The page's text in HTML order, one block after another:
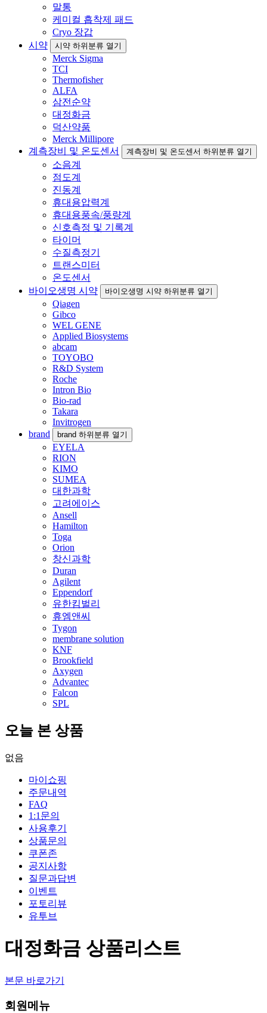
말통
케미컬 흡착제 패드
Cryo 장갑
시약
시약 하위분류 열기
Merck Sigma
TCI
Thermofisher
ALFA
삼전순약
대정화금
덕산약품
Merck Millipore
계측장비 및 온도센서
계측장비 및 온도센서 하위분류 열기
소음계
점도계
진동계
휴대용압력계
휴대용풍속/풍량계
신호측정 및 기록계
타이머
수질측정기
트랜스미터
온도센서
바이오생명 시약
바이오생명 시약 하위분류 열기
Qiagen
Gibco
WEL GENE
Applied Biosystems
abcam
TOYOBO
R&D System
Roche
Intron Bio
Bio-rad
Takara
Invitrogen
brand
brand 하위분류 열기
EYELA
RION
KIMO
SUMEA
대한과학
고려에이스
Ansell
Hamilton
Toga
Orion
창신과학
Duran
Agilent
Eppendorf
유한킴벌리
휴엠앤씨
Tygon
membrane solution
KNF
Brookfield
Axygen
Advantec
Falcon
SPL
오늘 본 상품
없음
마이쇼핑
주문내역
FAQ
1:1문의
사용후기
상품문의
쿠폰존
공지사항
질문과답변
이벤트
포토리뷰
유투브
대정화금 상품리스트
본문 바로가기
회원메뉴